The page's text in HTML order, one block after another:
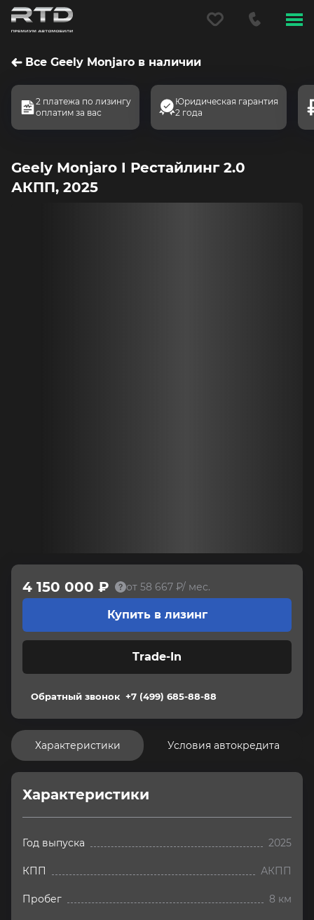
Все Geely Monjaro в наличии
2 платежа по лизингу
оплатим за вас
Юридическая гарантия
2 года
Geely Monjaro I Рестайлинг 2.0
АКПП, 2025
4 150 000 ₽ от 58 667 ₽/ мес.
Купить в лизинг
Trade-In
+7 (499) 685-88-88
Обратный звонок
Характеристики Условия автокредита
Характеристики
Год выпуска 2025
КПП АКПП
Пробег 8 км